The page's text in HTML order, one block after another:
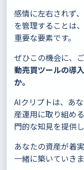
感情に左右されず
を管理することは
重要な要素です。
ぜひこの機会に、
動売買ツールの導
か。
AIクリプトは、あ
産運用に取り組め
門的な知見を提供
あなたの資産が着
一緒に築いていきま